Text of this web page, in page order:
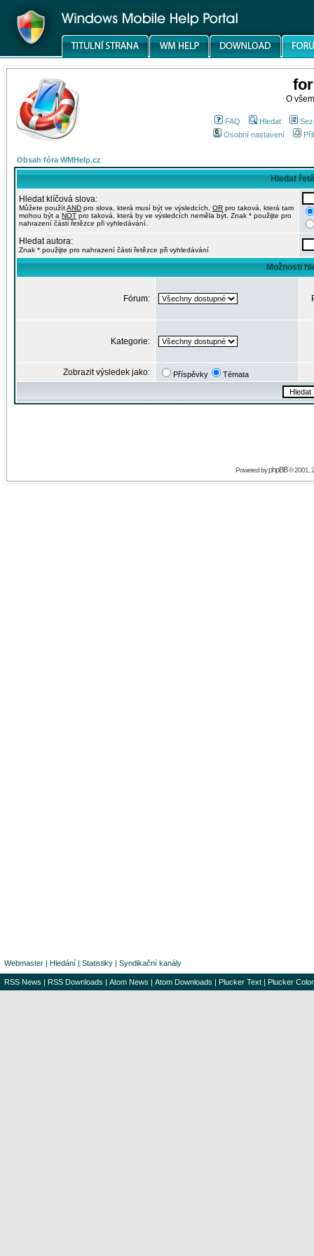
O
FAQ Hledat
Osobní nastavení
Obsah fóra WMHelp.cz
Hledat
Hledat klíčová slova:
Můžete použítAND pro slova, která musí být ve výsledcích, OR pro taková, která tam
mohou být a NOT pro taková, která by ve výsledcích neměla být. Znak * použijte pro
nahrazení části řetězce při vyhledávání.
Hledat autora:
Znak * použijte pro nahrazení části řetězce při vyhledávání
Možnosti
Fórum:
Kategorie:
Zobrazit výsledek jako: Příspěvky Témata
Powered byphpBB© 2001,
Webmaster | Hledání | Statistiky | Syndikační kanály
RSS News | RSS Downloads | Atom News | Atom Downloads | Plucker Text | Plucker Color